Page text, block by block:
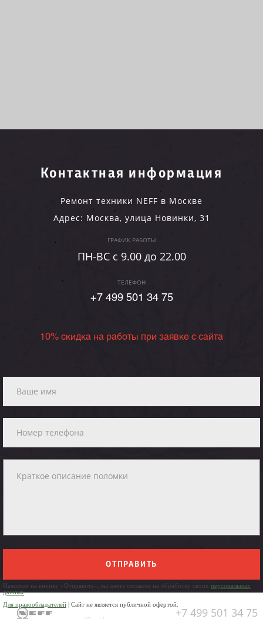
Контактная информация
Ремонт техники NEFF в Москве
Адрес: Москва, улица Новинки, 31
ГРАФИК РАБОТЫ
ПН-ВC c 9.00 до 22.00
ТЕЛЕФОН
+7 499 501 34 75
10% скидка на работы при заявке с сайта
ОТПРАВИТЬ
Нажимая на кнопку «Отправить», вы даете согласие на обработку своих персональных
данных
Для правообладателей | Сайт не является публичной офертой.
+7 499 501 34 75